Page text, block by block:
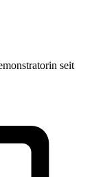
seit